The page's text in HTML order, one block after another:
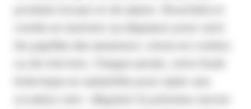
produits locaux et de saison. Bouchées et
cuvées se mettent au diapason pour ravir
les papilles des amateurs, venus en voisins
ou de très loin. Chaque année, cette foule
éclectique se rassemble pour saisir une
occasion rare : déguster le précieux nectar